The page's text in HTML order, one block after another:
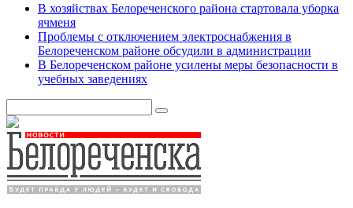
В хозяйствах Белореченского района стартовала уборка
ячменя
Проблемы с отключением электроснабжения в
Белореченском районе обсудили в администрации
В Белореченском районе усилены меры безопасности в
учебных заведениях